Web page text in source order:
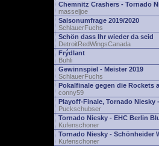
Chemnitz Crashers - Tornado
masseljoe
Saisonumfrage 2019/2020
SchlauerFuchs
Schön dass Ihr wieder da seid
DetroitRedWingsCanada
Frýdlant
Buhli
Gewinnspiel - Meister 2019
SchlauerFuchs
Pokalfinale gegen die Rockets
conny59
Playoff-Finale, Tornado Niesky
Puckschubser
Tornado Niesky - EHC Berlin
Kufenschoner
Tornado Niesky - Schönheider
Kufenschoner